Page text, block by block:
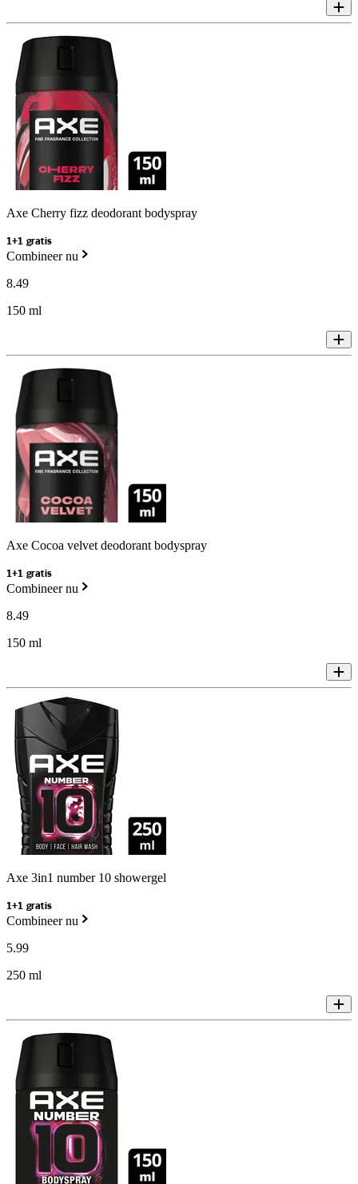
Axe Cherry fizz deodorant bodyspray
1+1 gratis
Combineer nu
8.49
150 ml
Axe Cocoa velvet deodorant bodyspray
1+1 gratis
Combineer nu
8.49
150 ml
Axe 3in1 number 10 showergel
1+1 gratis
Combineer nu
5.99
250 ml